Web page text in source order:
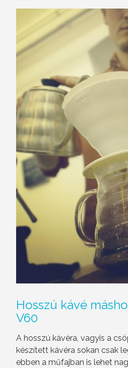
Hosszú kávé
V60
A hosszú kávéra, vagyis a
készített kávéra sokan csak
ebben a műfajban is lehet